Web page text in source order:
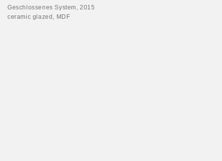
Geschlossenes System, 2015
ceramic glazed, MDF